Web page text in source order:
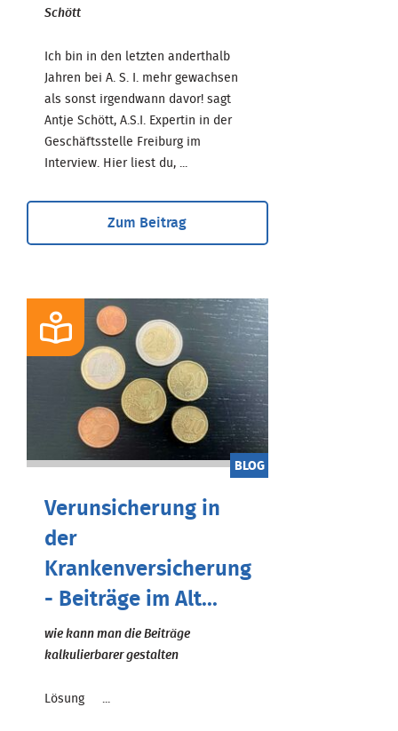
Schött
Ich bin in den letzten anderthalb
Jahren bei A. S. I. mehr gewachsen
als sonst irgendwann davor! sagt
Antje Schött, A.S.I. Expertin in der
Geschäftsstelle Freiburg im
Interview. Hier liest du, ...
Zum Beitrag
BLOG
Verunsicherung in
der
Krankenversicherung
- Beiträge im Alt...
wie kann man die Beiträge
kalkulierbarer gestalten
Lösung ...